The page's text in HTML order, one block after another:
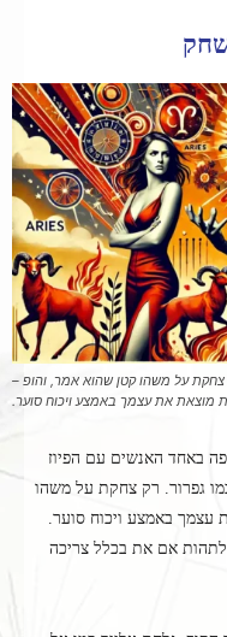
על משהו קטן שהוא אמר, והופ –
מוצאת את עצמך באמצע ויכוח סוער.
באחד האנשים עם הפיוז
גפרור. רק צחקת על משהו
באמצע ויכוח סוער.
לתהות אם את בכלל צריכה